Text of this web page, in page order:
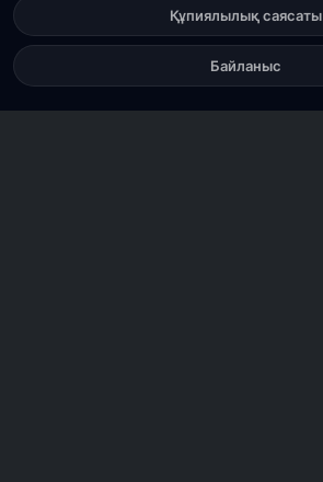
Құпиялылық саясаты
Байланыс